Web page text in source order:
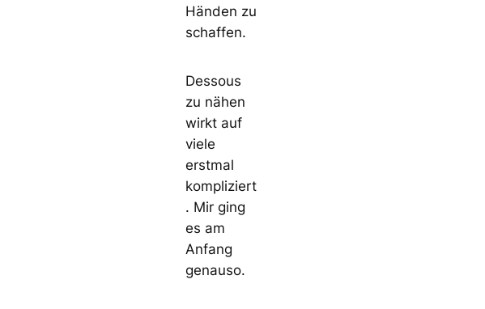
Händen zu
schaffen.
Dessous
zu nähen
wirkt auf
viele
erstmal
kompliziert
. Mir ging
es am
Anfang
genauso.